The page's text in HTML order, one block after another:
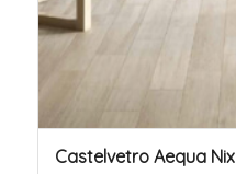
Castelvetro Aequa Nix